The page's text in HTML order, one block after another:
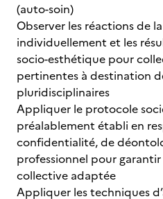
(auto-soin)
Observer les réactions de
individuellement et les
socio-esthétique pour
pertinentes à destination
pluridisciplinaires
Appliquer le protocole
préalablement établi en
confidentialité, de
professionnel pour
collective adaptée
Appliquer les techniques